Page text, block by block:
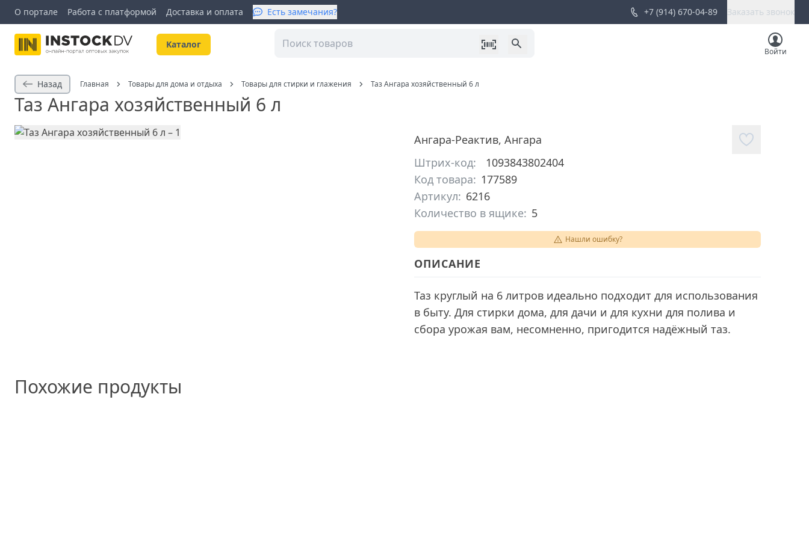
О портале Работа с платформой Доставка и оплата Есть замечания? +7 (914) 670-04-89 Заказать звонок
Kаталог
Войти
Назад Главная Товары для дома и отдыха Товары для стирки и глажения Таз Ангара хозяйственный 6 л
Таз Ангара хозяйственный 6 л
Ангара-Реактив, Ангара
Штрих-код:
1093843802404
Код товара: 177589
Артикул: 6216
Количество в ящике: 5
Нашли ошибку?
ОПИСАНИЕ
Таз круглый на 6 литров идеально подходит для использования
в быту. Для стирки дома, для дачи и для кухни для полива и
сбора урожая вам, несомненно, пригодится надёжный таз.
Похожие продукты